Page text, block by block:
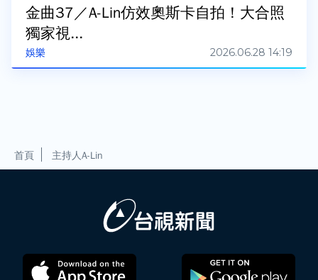
娛樂
金曲37／A-Lin仿效奧斯卡自拍！大合照
獨家視...
2026.06.28 14:19
首頁 主持人A-Lin